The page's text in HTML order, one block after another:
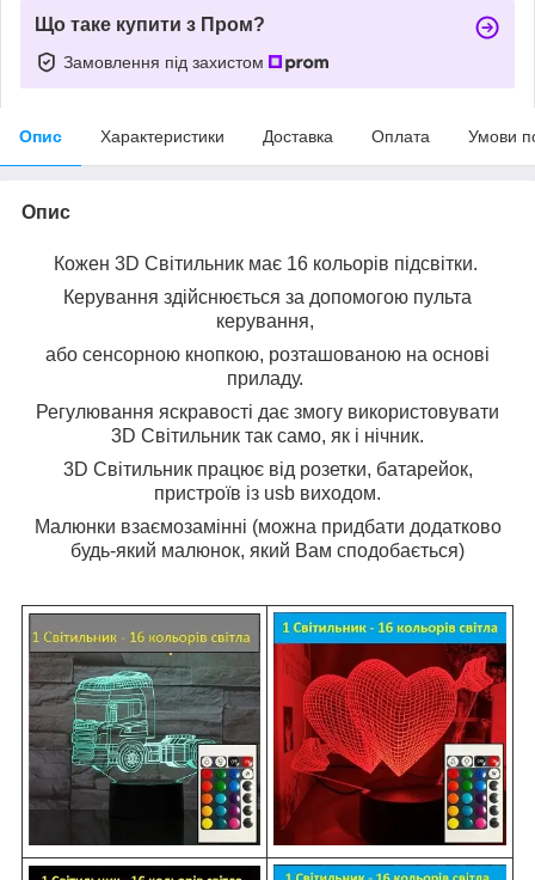
Що таке купити з Пром?
Замовлення під захистом
Опис Характеристики Доставка Оплата Умови
Опис
Кожен 3D Світильник має 16 кольорів підсвітки.
Керування здійснюється за допомогою пульта
керування,
або сенсорною кнопкою, розташованою на основі
приладу.
Регулювання яскравості дає змогу використовувати
3D Світильник так само, як і нічник.
3D Світильник працює від розетки, батарейок,
пристроїв із usb виходом.
Малюнки взаємозамінні (можна придбати додатково
будь-який малюнок, який Вам сподобається)